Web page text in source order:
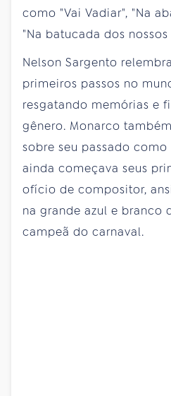
como "Vai Vadiar", "Na
"Na batucada dos nossos
Nelson Sargento
primeiros passos no
resgatando memórias e
gênero. Monarco
sobre seu passado
ainda começava seus
ofício de compositor,
na grande azul e branco
campeã do carnaval.